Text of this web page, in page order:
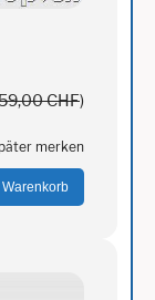
CHF)
merken
Warenkorb